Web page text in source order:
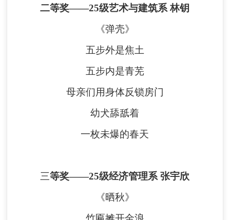
二等奖——25级艺术与建筑系 林钥
《弹壳》
五步外是焦土
五步内是青芜
母亲们用身体反锁房门
幼犬舔舐着
一枚未爆的春天
三等奖——25级经济管理系 张宇欣
《晒秋》